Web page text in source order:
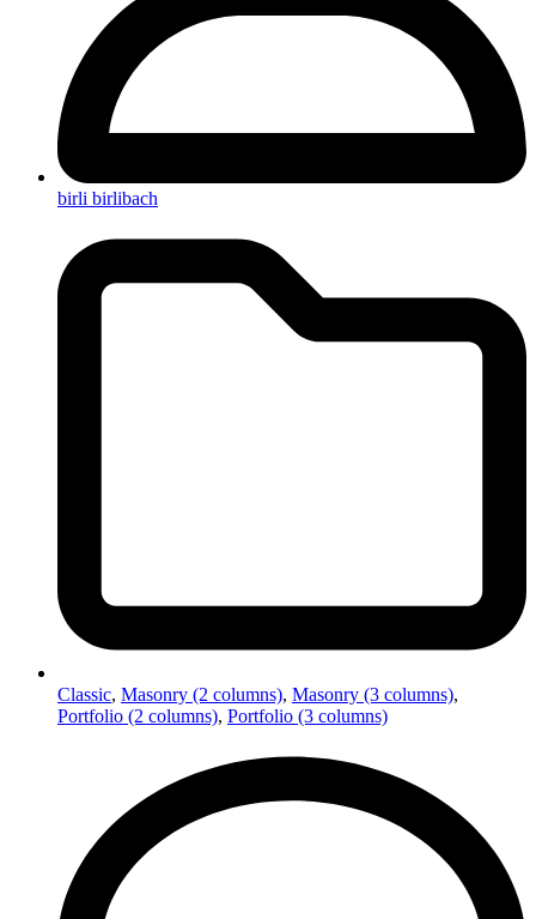
birli birlibach
Classic, Masonry (2 columns), Masonry (3 columns),
Portfolio (2 columns), Portfolio (3 columns)